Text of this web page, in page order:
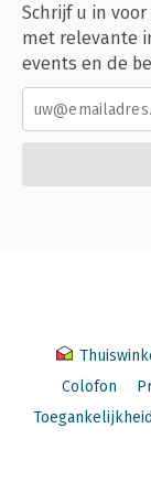
Schrijf u in
met relevante
events en de
Colofon